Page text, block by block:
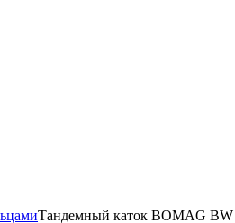
Тандемный каток BOMAG